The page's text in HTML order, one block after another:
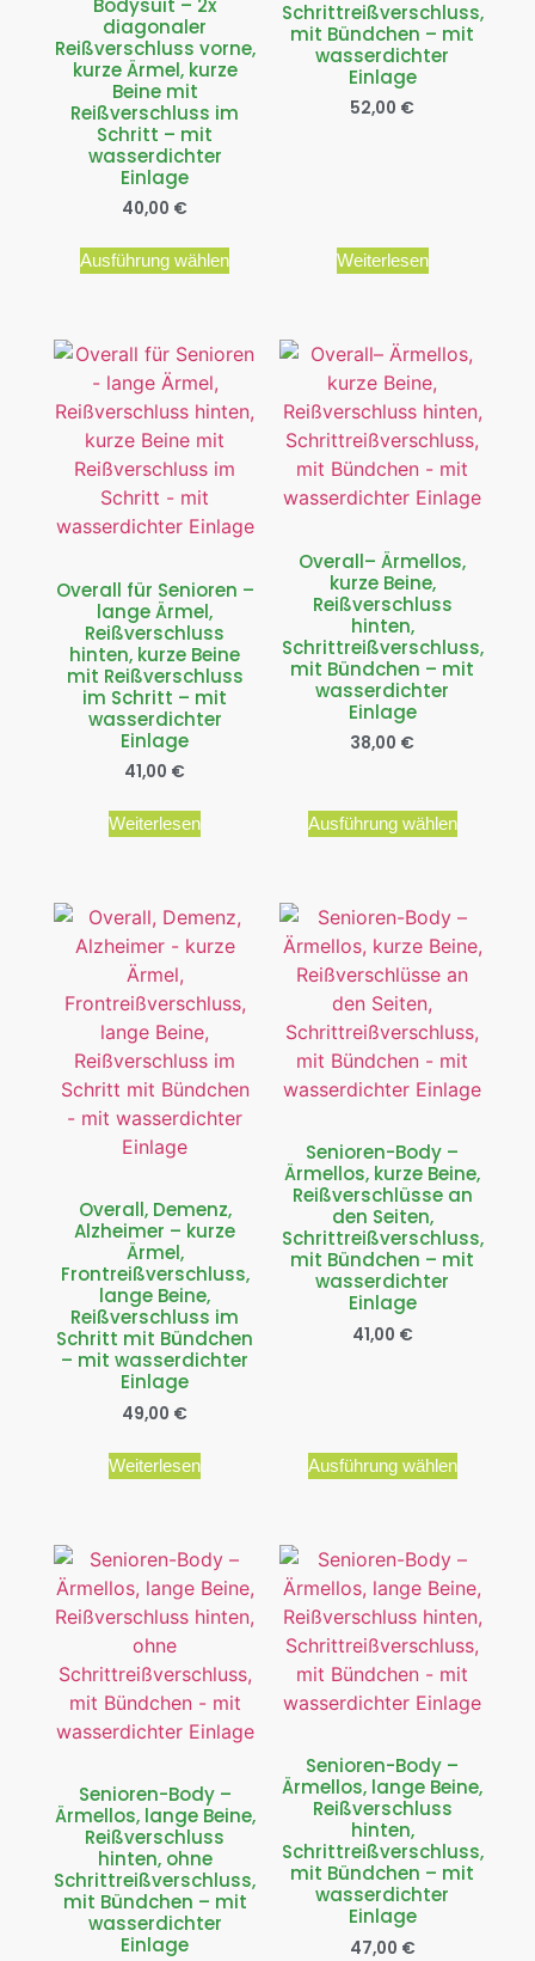
Bodysuit – 2x
diagonaler
Reißverschluss vorne,
kurze Ärmel, kurze
Beine mit
Reißverschluss im
Schritt – mit
wasserdichter
Einlage
40,00 €
Ausführung wählen
Schrittreißverschluss,
mit Bündchen – mit
wasserdichter
Einlage
52,00 €
Weiterlesen
Overall für Senioren –
lange Ärmel,
Reißverschluss
hinten, kurze Beine
mit Reißverschluss
im Schritt – mit
wasserdichter
Einlage
41,00 €
Weiterlesen
Overall– Ärmellos,
kurze Beine,
Reißverschluss
hinten,
Schrittreißverschluss,
mit Bündchen – mit
wasserdichter
Einlage
38,00 €
Ausführung wählen
Overall, Demenz,
Alzheimer – kurze
Ärmel,
Frontreißverschluss,
lange Beine,
Reißverschluss im
Schritt mit Bündchen
– mit wasserdichter
Einlage
49,00 €
Weiterlesen
Senioren-Body –
Ärmellos, kurze Beine,
Reißverschlüsse an
den Seiten,
Schrittreißverschluss,
mit Bündchen – mit
wasserdichter
Einlage
41,00 €
Ausführung wählen
Senioren-Body –
Ärmellos, lange Beine,
Reißverschluss
hinten, ohne
Schrittreißverschluss,
mit Bündchen – mit
wasserdichter
Einlage
Senioren-Body –
Ärmellos, lange Beine,
Reißverschluss
hinten,
Schrittreißverschluss,
mit Bündchen – mit
wasserdichter
Einlage
47,00 €